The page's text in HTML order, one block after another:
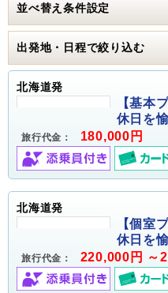
並べ替え条件設定
出発地・日程で絞り込む
北海道発
【基本
休日を
旅行代金： 180,000円
北海道発
【個室
休日を
旅行代金： 220,000円 ～